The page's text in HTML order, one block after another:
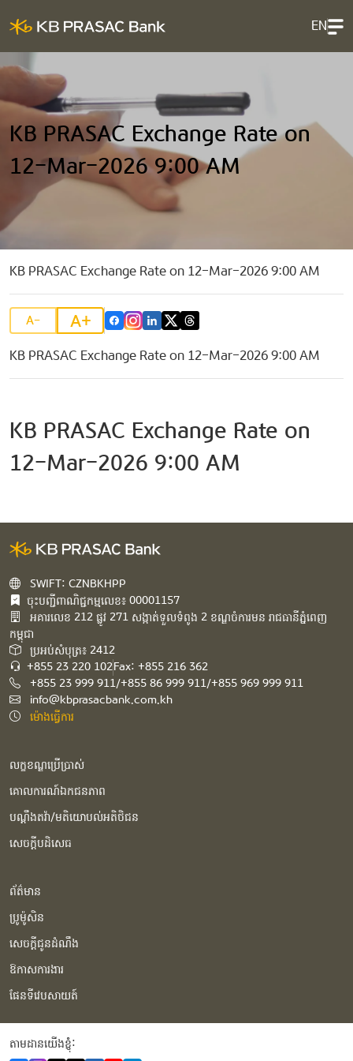
EN
KB PRASAC Exchange Rate on
12-Mar-2026 9:00 AM
KB PRASAC Exchange Rate on 12-Mar-2026 9:00 AM
A- A+
KB PRASAC Exchange Rate on 12-Mar-2026 9:00 AM
KB PRASAC Exchange Rate on
12-Mar-2026 9:00 AM
SWIFT: CZNBKHPP
ចុះបញ្ជីពាណិជ្ជកម្មលេខ៖ 00001157
អគារ​លេខ​ 212 ផ្លូវ 271 សង្កាត់ទួលទំពូង 2 ខណ្ឌចំការមន រាជធានីភ្នំពេញ
កម្ពុជា​
ប្រអប់សំបុត្រ៖ 2412
+855 23 220 102Fax: +855 216 362
+855 23 999 911/+855 86 999 911/+855 969 999 911
info@kbprasacbank.com.kh
ម៉ោងធ្វើការ
លក្ខខណ្ឌប្រើប្រាស់
គោលការណ៍ឯកជនភាព
បណ្ដឹងតវ៉ា/មតិយោបល់អតិថិជន
សេចក្ដីបដិសេធ
ព័ត៌មាន
ប្រូម៉ូសិន
សេចក្ដីជូនដំណឹង
ឱកាសការងារ
ផែនទីវេបសាយត៍
តាមដានយើងខ្ញុំំ: